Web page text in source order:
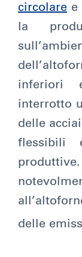
circolare e
la
inferiori
interrotto
delle
flessibili
delle